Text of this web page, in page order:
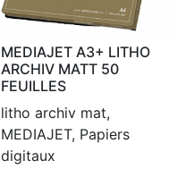
MEDIAJET A3+ LITHO
ARCHIV MATT 50
FEUILLES
litho archiv mat,
MEDIAJET, Papiers
digitaux